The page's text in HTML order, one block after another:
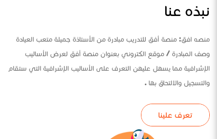
نبذه عنا
منصه افق: منصة أفق للتدريب مبادرة من الأستاذة جميلة متعب العيادة
وصف المبادرة / موقع الكتروني بعنوان منصة أفق لعرض الأساليب
الإشرافية مما يسهل عليهن التعرف على الأساليب الإشرافية التي ستقام
والتسجيل والالتحاق بها .
تعرف علينا